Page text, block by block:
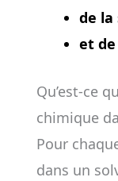
de la
et
Qu’est-ce
chimique
Pour
dans un